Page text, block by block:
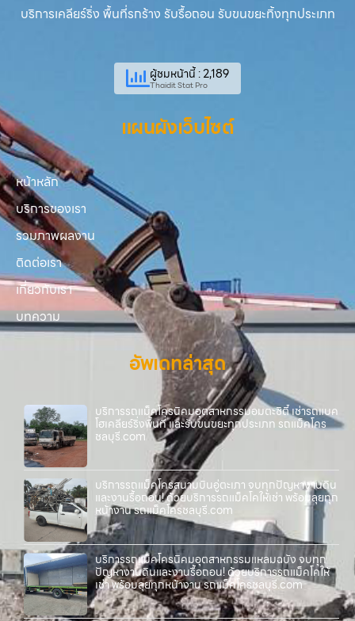
บริการเคลียร์ริ่ง พื้นที่รกร้าง รับรื้อถอน รับขนขยะทิ้งทุกประเภท
ผู้ชมหน้านี้ : 2,189
Thaidit Stat Pro
แผนผังเว็บไซต์
หน้าหลัก
บริการของเรา
รวมภาพผลงาน
ติดต่อเรา
เกี่ยวกับเรา
บทความ
อัพเดทล่าสุด
บริการรถแม็คโครนิคมอุตสาหกรรมอมตะซิตี้ เช่ารถแบค
โฮเคลียร์ริ่งพื้นที่ และรับขนขยะทุกประเภท รถแม็คโคร
ชลบุรี.com
บริการรถแม็คโครสนามบินอู่ตะเภา จบทุกปัญหางานดิน
และงานรื้อถอน! ด้วยบริการรถแม็คโคให้เช่า พร้อมลุยทุก
หน้างาน รถแม็คโครชลบุรี.com
บริการรถแม็คโครนิคมอุตสาหกรรมแหลมฉบัง จบทุก
ปัญหางานดินและงานรื้อถอน! ด้วยบริการรถแม็คโคให้
เช่า พร้อมลุยทุกหน้างาน รถแม็คโครชลบุรี.com